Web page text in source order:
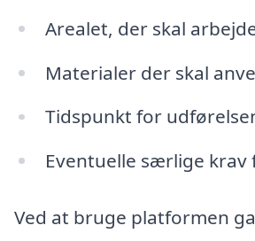
Arealet, der skal
Materialer der skal
Tidspunkt for
Eventuelle særlige krav
Ved at bruge platformen